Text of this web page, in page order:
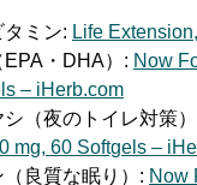
ミン: Life
EPA・DHA）: Now
– iHerb.com
シ（夜のトイレ対策
mg, 60 Softgels –
（良質な眠り）: Now